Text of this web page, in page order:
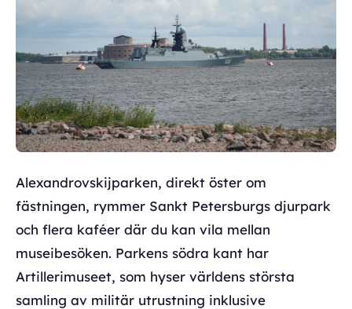
Alexandrovskijparken, direkt öster om
fästningen, rymmer Sankt Petersburgs djurpark
och flera kaféer där du kan vila mellan
museibesöken. Parkens södra kant har
Artillerimuseet, som hyser världens största
samling av militär utrustning inklusive